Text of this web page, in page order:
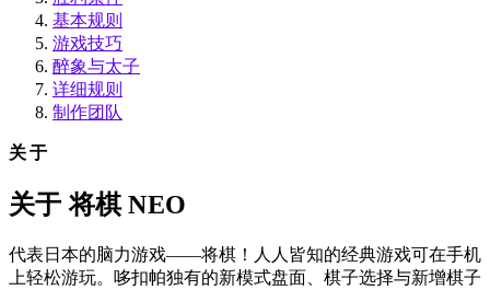
基本规则
游戏技巧
醉象与太子
详细规则
制作团队
关于
关于 将棋 NEO
代表日本的脑力游戏——将棋！人人皆知的经典游戏可在手机
上轻松游玩。哆扣帕独有的新模式盘面、棋子选择与新增棋子